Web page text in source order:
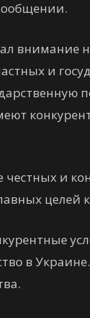
внимание
и
честных и
целей
в